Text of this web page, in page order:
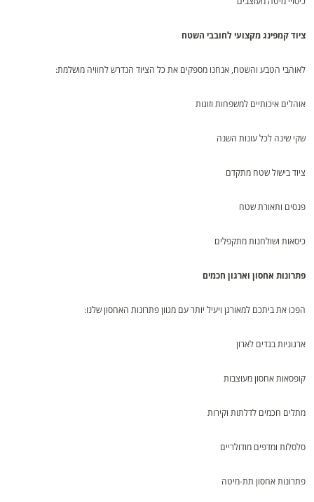
ציוד קמפינג מקצועי לחובבי השטח
לאוהבי הטבע והשטח, אנחנו מספקים את כל הציוד הנדרש לחוויה מושלמת:
אוהלים איכותיים למשפחות וזוגות
שקי שינה לכל עונות השנה
ציוד בישול שטח מתקדם
פנסים ותאורת שטח
כיסאות ושולחנות מתקפלים
פתרונות אחסון וארגון חכמים
הפכו את ביתכם למאורגן ויעיל יותר עם מגוון פתרונות האחסון שלנו:
ארגוניות בגדים לארון
קופסאות אחסון מעוצבות
מתלים חכמים לדלתות וקירות
סלסלות ומדפים מודולריים
פתרונות אחסון תת-מיטה